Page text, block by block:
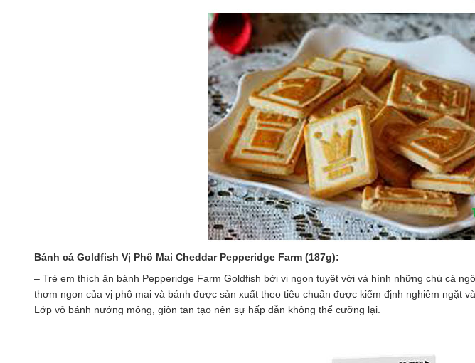
Bánh cá Goldfish Vị Phô Mai Cheddar Pepperidge Farm (187g):
– Trẻ em thích ăn bánh Pepperidge Farm Goldfish bởi vị ngon tuyệt vời và hình những chú cá
thơm ngon của vị phô mai và bánh được sản xuất theo tiêu chuẩn được kiểm định nghiêm ngặt
Lớp vỏ bánh nướng mỏng, giòn tan tạo nên sự hấp dẫn không thể cưỡng lại.